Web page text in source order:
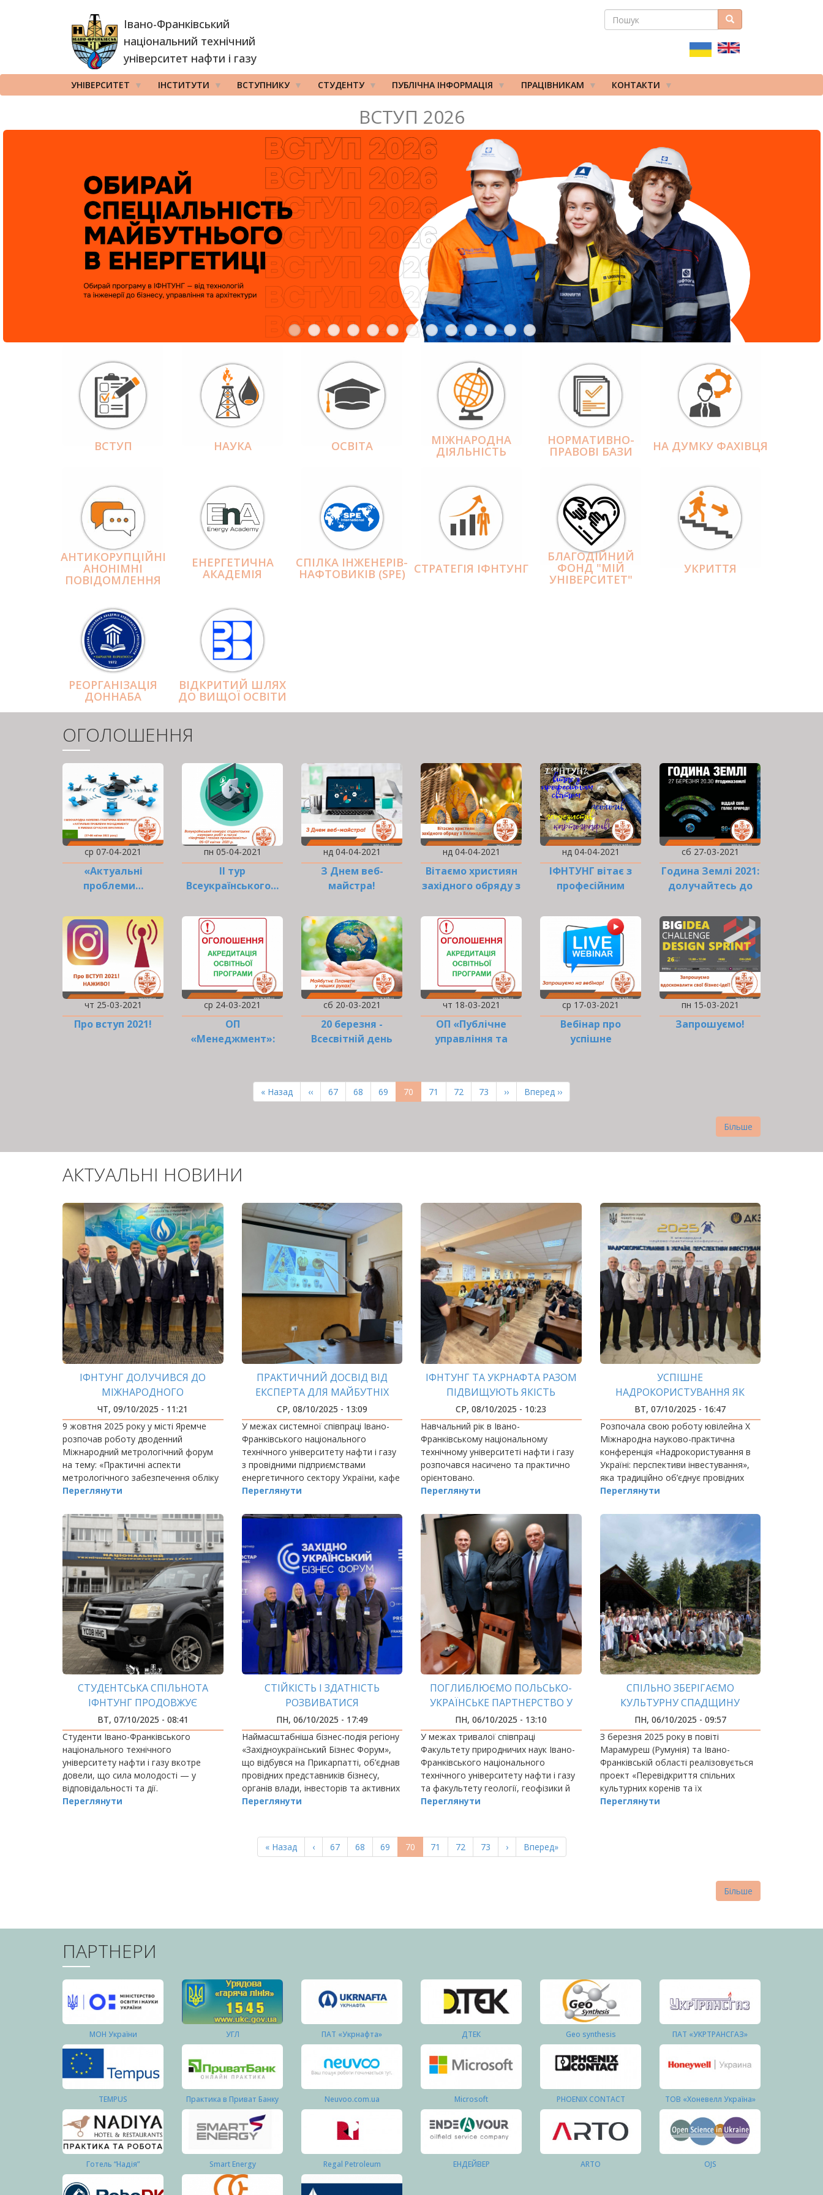
Івано-Франківський
національний технічний
університет нафти і газу
ПОШУКОВА
ПОШУК Пошук
УНІВЕРСИТЕТ ІНСТИТУТИ ВСТУПНИКУ СТУДЕНТУ ПУБЛІЧНА ІНФОРМАЦІЯ ПРАЦІВНИКАМ КОНТАКТИ
ВСТУП 2026
ВСТУП НАУКА ОСВІТА МІЖНАРОДНА
ДІЯЛЬНІCТЬ
НОРМАТИВНО-
ПРАВОВІ БАЗИ НА ДУМКУ ФАХІВЦЯ
АНТИКОРУПЦІЙНІ
АНОНІМНІ
ПОВІДОМЛЕННЯ
ЕНЕРГЕТИЧНА
АКАДЕМІЯ
СПІЛКА ІНЖЕНЕРІВ-
НАФТОВИКІВ (SPE) СТРАТЕГІЯ ІФНТУНГ
БЛАГОДІЙНИЙ
ФОНД "МІЙ
УНІВЕРСИТЕТ"
УКРИТТЯ
РЕОРГАНІЗАЦІЯ
ДОННАБА
ВІДКРИТИЙ ШЛЯХ
ДО ВИЩОЇ ОСВІТИ
ОГОЛОШЕННЯ
ср 07-04-2021
«Актуальні
проблеми…
пн 05-04-2021
ІІ тур
Всеукраїнського…
нд 04-04-2021
З Днем веб-
майстра!
нд 04-04-2021
Вітаємо християн
західного обряду з
нд 04-04-2021
ІФНТУНГ вітає з
професійним
сб 27-03-2021
Година Землі 2021:
долучайтесь до
чт 25-03-2021
Про вступ 2021!
ср 24-03-2021
ОП
«Менеджмент»:
сб 20-03-2021
20 березня -
Всесвітній день
чт 18-03-2021
ОП «Публічне
управління та
експертної групи
ср 17-03-2021
Вебінар про
успішне
пн 15-03-2021
Запрошуємо!
Перша
сторінка
« Назад
Попередня
сторінка
‹‹ Page
67 Page
68 Page
69
Поточна
сторінка
70 Page
71 Page
72 Page
73
Наступна
сторінка
››
Остання
сторінка
Вперед ››
Більше
АКТУАЛЬНІ НОВИНИ
ІФНТУНГ ДОЛУЧИВСЯ ДО
МІЖНАРОДНОГО
МЕТРОЛОГІЧНОГО ФОРУМУ
ЧТ, 09/10/2025 - 11:21
9 жовтня 2025 року у місті Яремче
розпочав роботу дводенний
Міжнародний метрологічний форум
на тему: «Практичні аспекти
метрологічного забезпечення обліку
природного та відновлювальних газів
Переглянути
ПРАКТИЧНИЙ ДОСВІД ВІД
ЕКСПЕРТА ДЛЯ МАЙБУТНІХ
ІНЖЕНЕРІВ-НАФТОВИКІВ
СР, 08/10/2025 - 13:09
У межах системної співпраці Івано-
Франківського національного
технічного університету нафти і газу
з провідними підприємствами
енергетичного сектору України, кафе
Переглянути
ІФНТУНГ ТА УКРНАФТА РАЗОМ
ПІДВИЩУЮТЬ ЯКІСТЬ
ПІДГОТОВКИ ФАХІВЦІВ
СР, 08/10/2025 - 10:23
Навчальний рік в Івано-
Франківському національному
технічному університеті нафти і газу
розпочався насичено та практично
орієнтовано.
Переглянути
УСПІШНЕ
НАДРОКОРИСТУВАННЯ ЯК
ВИКЛИК НАЦІОНАЛЬНОГО
МАСШТАБУ
ВТ, 07/10/2025 - 16:47
Розпочала свою роботу ювілейна Х
Міжнародна науково-практична
конференція «Надрокористування в
Україні: перспективи інвестування»,
яка традиційно об’єднує провідних
фахівців галузі, науковців,
бізнесу для…
Переглянути
СТУДЕНТСЬКА СПІЛЬНОТА
ІФНТУНГ ПРОДОВЖУЄ
ПІДТРИМУВАТИ ЗСУ
ВТ, 07/10/2025 - 08:41
Студенти Івано-Франківського
національного технічного
університету нафти і газу вкотре
довели, що сила молодості — у
відповідальності та дії.
Переглянути
СТІЙКІСТЬ І ЗДАТНІСТЬ
РОЗВИВАТИСЯ
ПН, 06/10/2025 - 17:49
Наймасштабніша бізнес-подія регіону
«Західноукраїнський Бізнес Форум»,
що відбувся на Прикарпатті, об’єднав
провідних представників бізнесу,
органів влади, інвесторів та активних
громадян для обговорення
Переглянути
ПОГЛИБЛЮЄМО ПОЛЬСЬКО-
УКРАЇНСЬКЕ ПАРТНЕРСТВО У
СФЕРІ ОСВІТИ ТА НАУКИ
ПН, 06/10/2025 - 13:10
У межах тривалої співпраці
Факультету природничих наук Івано-
Франківського національного
технічного університету нафти і газу
та факультету геології, геофізики й
охорони навколишнього середовища
Переглянути
СПІЛЬНО ЗБЕРІГАЄМО
КУЛЬТУРНУ СПАДЩИНУ
ПН, 06/10/2025 - 09:57
З березня 2025 року в повіті
Марамуреш (Румунія) та Івано-
Франківській області реалізовується
проект «Перевідкриття спільних
культурних коренів та їх
оцифровування для майбутніх
Переглянути
Перша
сторінка
« Назад
Попередня
сторінка
‹ Page
67 Page
68 Page
69
Поточна
сторінка
70 Page
71 Page
72 Page
73
Наступна
сторінка
›
Остання
сторінка
Вперед»
Більше
ПАРТНЕРИ
МОН України УГЛ ПАТ «Укрнафта» ДТЕК Geo synthesis ПАТ «УКРТРАНСГАЗ»
TEMPUS Практика в Приват Банку Neuvoo.com.ua Microsoft PHOENIX CONTACT ТОВ «Хоневелл Україна»
Готель “Надія” Smart Energy Regal Petroleum ЕНДЕЙВЕР ARTO OJS